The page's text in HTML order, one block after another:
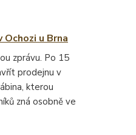
Ochozi u Brna
zprávu. Po 15
prodejnu v
kterou
zná osobně ve